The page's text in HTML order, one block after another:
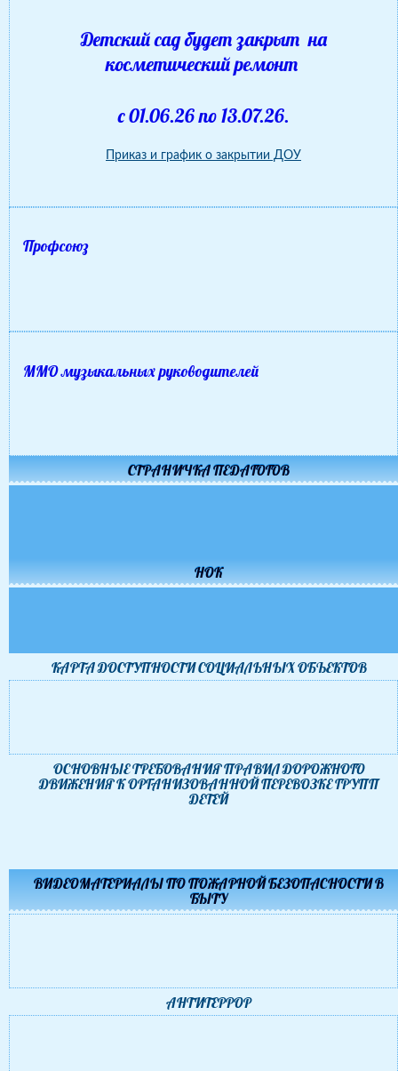
Детский сад будет закрыт на
косметический ремонт
с 01.06.26 по 13.07.26.
Приказ и график о закрытии ДОУ
Профсоюз
ММО музыкальных руководителей
СТРАНИЧКА ПЕДАГОГОВ
НОК
КАРТА ДОСТУПНОСТИ CОЦИАЛЬНЫХ ОБЪЕКТОВ
ОСНОВНЫЕ ТРЕБОВАНИЯ ПРАВИЛ ДОРОЖНОГО
ДВИЖЕНИЯ К ОРГАНИЗОВАННОЙ ПЕРЕВОЗКЕ ГРУПП
ДЕТЕЙ
ВИДЕОМАТЕРИАЛЫ ПО ПОЖАРНОЙ БЕЗОПАСНОСТИ В
БЫТУ
АНТИТЕРРОР